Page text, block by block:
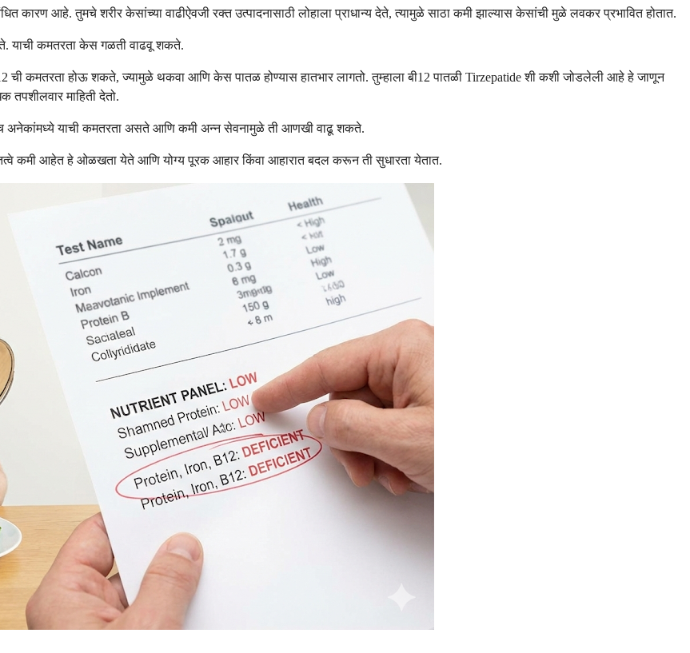
कारण आहे. तुमचे शरीर केसांच्या वाढीऐवजी रक्त उत्पादनासाठी लोहाला प्राधान्य देते, त्यामुळे साठा कमी झाल्यास केसांची मुळे लवकर प्रभावित होतात.
याची कमतरता केस गळती वाढवू शकते.
ची कमतरता होऊ शकते, ज्यामुळे थकवा आणि केस पातळ होण्यास हातभार लागतो. तुम्हाला बी12 पातळी Tirzepatide शी कशी जोडलेली आहे हे जाणून
तपशीलवार माहिती देतो.
अनेकांमध्ये याची कमतरता असते आणि कमी अन्न सेवनामुळे ती आणखी वाढू शकते.
कमी आहेत हे ओळखता येते आणि योग्य पूरक आहार किंवा आहारात बदल करून ती सुधारता येतात.